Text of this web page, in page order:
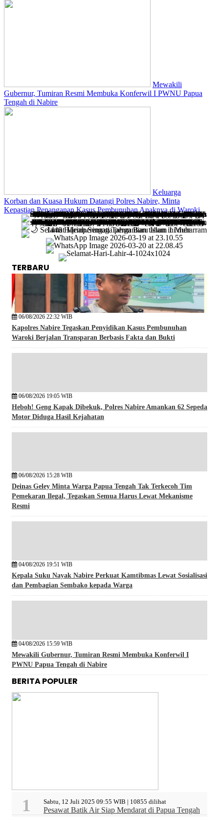
Mewakili
Gubernur, Tumiran Resmi Membuka Konferwil I PWNU Papua
Tengah di Nabire
Keluarga
Korban dan Kuasa Hukum Datangi Polres Nabire, Minta
Kepastian Penanganan Kasus Pembunuhan Anaknya di Waroki
TERBARU
06/08/2026 22:32 WIB
Kapolres Nabire Tegaskan Penyidikan Kasus Pembunuhan
Waroki Berjalan Transparan Berbasis Fakta dan Bukti
06/08/2026 19:05 WIB
Heboh! Geng Kapak Dibekuk, Polres Nabire Amankan 62 Sepeda
Motor Diduga Hasil Kejahatan
06/08/2026 15:28 WIB
Deinas Geley Minta Warga Papua Tengah Tak Terkecoh Tim
Pemekaran Ilegal, Tegaskan Semua Harus Lewat Mekanisme
Resmi
04/08/2026 19:51 WIB
Kepala Suku Nayak Nabire Perkuat Kamtibmas Lewat Sosialisasi
dan Pembagian Sembako kepada Warga
04/08/2026 15:59 WIB
Mewakili Gubernur, Tumiran Resmi Membuka Konferwil I
PWNU Papua Tengah di Nabire
BERITA POPULER
Sabtu, 12 Juli 2025 09:55 WIB | 10855 dilihat
Pesawat Batik Air Siap Mendarat di Papua Tengah